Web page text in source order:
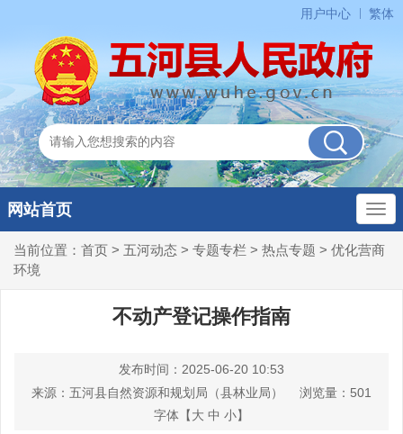
用户中心 繁体
网站首页
当前位置： 首页 > 五河动态 > 专题专栏 > 热点专题 > 优化营商
环境
不动产登记操作指南
发布时间：2025-06-20 10:53
来源：五河县自然资源和规划局（县林业局）
浏览量： 501
字体【大 中 小】